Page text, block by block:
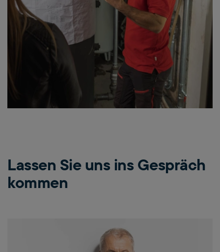
Lassen Sie uns ins Gespräch
kommen